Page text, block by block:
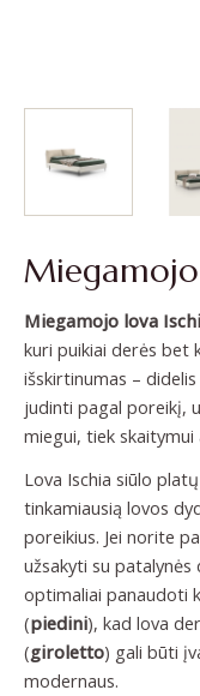
Miegamojo lova
kuri puikiai derės bet
išskirtinumas –
judinti pagal poreikį,
miegui, tiek skaitymui
Lova Ischia siūlo
tinkamiausią lovos
poreikius. Jei norite
užsakyti su patalynės
optimaliai panaudoti
(piedini), kad lova
(giroletto) gali būti
modernaus.